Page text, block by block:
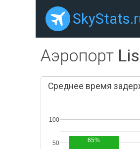
Аэропорт
Среднее время
50
100
65%